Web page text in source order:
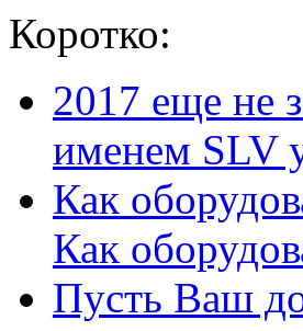
Коротко:
2017 еще не
именем SLV
Как
Как
Пусть Ваш